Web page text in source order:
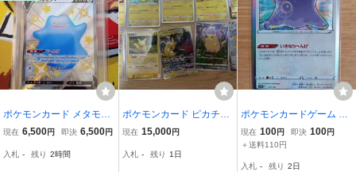
ポケモンカード メタモン
V s4a D 323/190 SSR PS
現在 6,500円 即決 6,500円
入札 - 残り 2時間
ポケモンカード ピカチュ
ウVMAX ピカチュウ25th
メタモンピカチュウなど
現在 15,000円
入札 - 残り 1日
ポケモンカードゲーム メ
タモン 117/172【レア】
【中古美品】【送料110
現在 100円 即決 100円
＋送料110円
入札 - 残り 2日